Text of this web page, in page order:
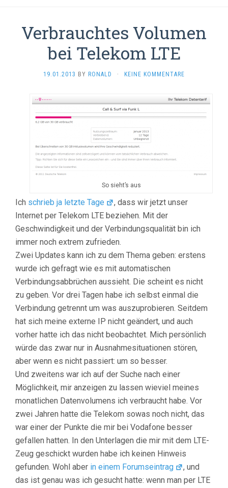
Verbrauchtes Volumen
bei Telekom LTE
19.01.2013 BY RONALD · KEINE KOMMENTARE
So sieht’s aus
Ich schrieb ja letzte Tage
, dass wir jetzt unser
Internet per Telekom LTE beziehen. Mit der
Geschwindigkeit und der Verbindungsqualität bin ich
immer noch extrem zufrieden.
Zwei Updates kann ich zu dem Thema geben: erstens
wurde ich gefragt wie es mit automatischen
Verbindungsabbrüchen aussieht. Die scheint es nicht
zu geben. Vor drei Tagen habe ich selbst einmal die
Verbindung getrennt um was auszuprobieren. Seitdem
hat sich meine externe IP nicht geändert, und auch
vorher hatte ich das nicht beobachtet. Mich persönlich
würde das zwar nur in Ausnahmesituationen stören,
aber wenn es nicht passiert: um so besser.
Und zweitens war ich auf der Suche nach einer
Möglichkeit, mir anzeigen zu lassen wieviel meines
monatlichen Datenvolumens ich verbraucht habe. Vor
zwei Jahren hatte die Telekom sowas noch nicht, das
war einer der Punkte die mir bei Vodafone besser
gefallen hatten. In den Unterlagen die mir mit dem LTE-
Zeug geschickt wurden habe ich keinen Hinweis
gefunden. Wohl aber in einem Forumseintrag
, und
das ist genau was ich gesucht hatte: wenn man per LTE